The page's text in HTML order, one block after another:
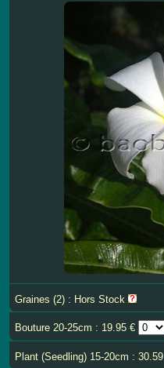
Graines (2) : Hors Stock
Bouture 20-25cm : 19.95 €
Plant (Seedling) 15-20cm :